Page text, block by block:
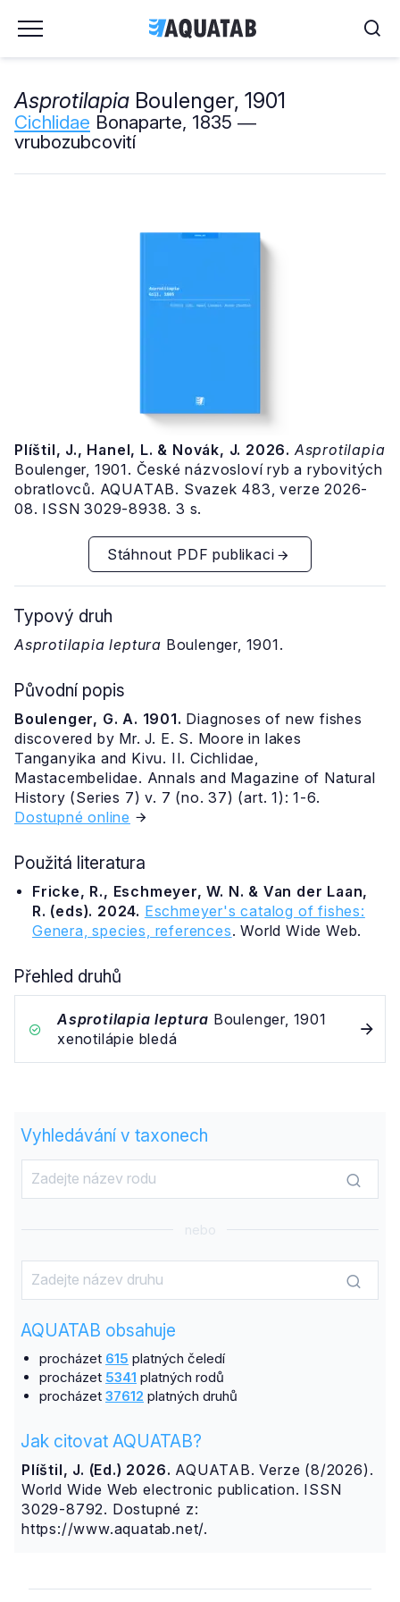
Asprotilapia Boulenger, 1901
Cichlidae Bonaparte, 1835 ―
vrubozubcovití
Plíštil, J., Hanel, L. & Novák, J. 2026. Asprotilapia
Boulenger, 1901. České názvosloví ryb a rybovitých
obratlovců. AQUATAB. Svazek 483, verze 2026-
08. ISSN 3029-8938. 3 s.
Stáhnout PDF publikaci
Typový druh
Asprotilapia leptura Boulenger, 1901.
Původní popis
Boulenger, G. A. 1901. Diagnoses of new fishes
discovered by Mr. J. E. S. Moore in lakes
Tanganyika and Kivu. II. Cichlidae,
Mastacembelidae. Annals and Magazine of Natural
History (Series 7) v. 7 (no. 37) (art. 1): 1-6.
Dostupné online
Použitá literatura
Fricke, R., Eschmeyer, W. N. & Van der Laan,
R. (eds). 2024. Eschmeyer's catalog of fishes:
Genera, species, references. World Wide Web.
Přehled druhů
Asprotilapia leptura Boulenger, 1901
xenotilápie bledá
Vyhledávání v taxonech
nebo
AQUATAB obsahuje
procházet 615 platných čeledí
procházet 5341 platných rodů
procházet 37612 platných druhů
Jak citovat AQUATAB?
Plíštil, J. (Ed.) 2026. AQUATAB. Verze (8/2026).
World Wide Web electronic publication. ISSN
3029-8792. Dostupné z:
https://www.aquatab.net/.